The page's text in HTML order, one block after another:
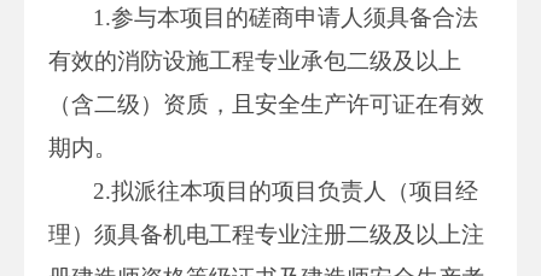
1.参与本项目的磋商申请人须具备合法
有效的消防设施工程专业承包二级及以上
（含二级）资质，且安全生产许可证在有效
期内。
2.拟派往本项目的项目负责人（项目经
理）须具备机电工程专业注册二级及以上注